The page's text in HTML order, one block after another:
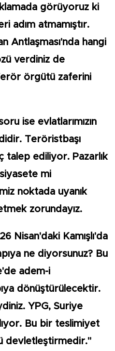
görüyoruz ki
adım atmamıştır.
Antlaşması'nda hangi
verdiniz de
örgütü zaferini
ise evlatlarımızın
Teröristbaşı
talep ediliyor. Pazarlık
mi
noktada uyanık
zorundayız.
Nisan'daki Kamışlı'da
ne diyorsunuz? Bu
adem-i
dönüştürülecektir.
YPG, Suriye
Bu bir teslimiyet
devletleştirmedir."